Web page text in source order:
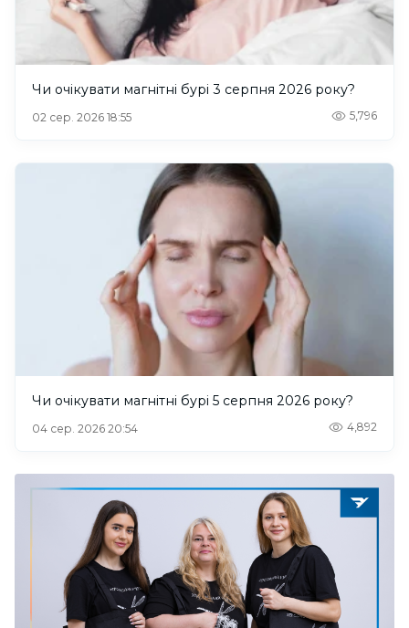
Чи очікувати магнітні бурі 3 серпня 2026 року?
02 сер. 2026 18:55 5,796
Чи очікувати магнітні бурі 5 серпня 2026 року?
04 сер. 2026 20:54 4,892